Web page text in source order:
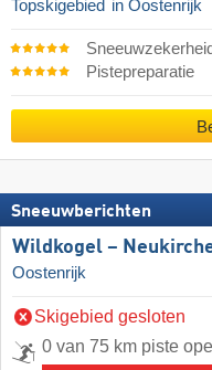
Topskigebied in Oostenrijk
Sneeuwzekerheid
Pistepreparatie
Sneeuwberichten
Wildkogel –
Oostenrijk
Skigebied gesloten
0 van 75 km piste